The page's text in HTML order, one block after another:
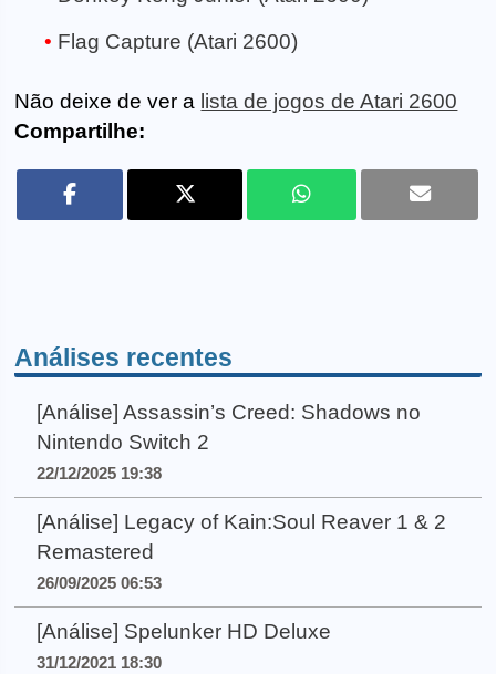
Flag Capture (Atari 2600)
Não deixe de ver a lista de jogos de Atari 2600
Compartilhe:
Análises recentes
[Análise] Assassin’s Creed: Shadows no
Nintendo Switch 2
22/12/2025 19:38
[Análise] Legacy of Kain:Soul Reaver 1 & 2
Remastered
26/09/2025 06:53
[Análise] Spelunker HD Deluxe
31/12/2021 18:30